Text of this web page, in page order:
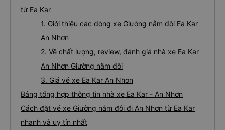
từ Ea Kar
1. Giới thiệu các dòng xe Giường nằm đôi Ea Kar
An Nhơn
2. Về chất lượng, review, đánh giá nhà xe Ea Kar
An Nhơn Giường nằm đôi
3. Giá vé xe Ea Kar An Nhơn
Bảng tổng hợp thông tin nhà xe Ea Kar - An Nhơn
Cách đặt vé xe Giường nằm đôi đi An Nhơn từ Ea Kar
nhanh và uy tín nhất